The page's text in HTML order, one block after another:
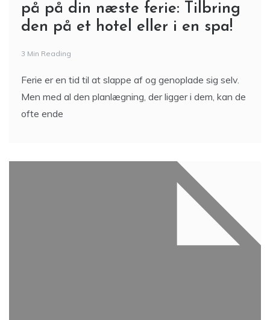
på på din næste ferie: Tilbring
den på et hotel eller i en spa!
3 Min Reading
Ferie er en tid til at slappe af og genoplade sig selv.
Men med al den planlægning, der ligger i dem, kan de
ofte ende